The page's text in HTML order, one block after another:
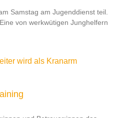
Samstag am Jugenddienst teil.
von werkwütigen Junghelfern